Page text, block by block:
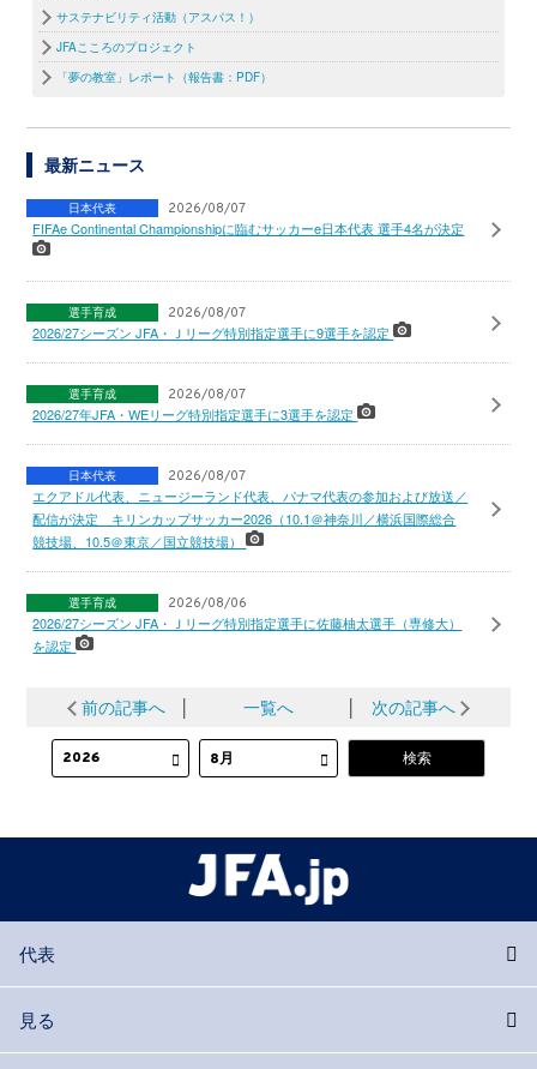
サステナビリティ活動（アスパス！）
JFAこころのプロジェクト
「夢の教室」レポート（報告書：PDF）
最新ニュース
日本代表 2026/08/07
FIFAe Continental Championshipに臨むサッカーe日本代表 選手4名が決定
選手育成 2026/08/07
2026/27シーズン JFA・Ｊリーグ特別指定選手に9選手を認定
選手育成 2026/08/07
2026/27年JFA・WEリーグ特別指定選手に3選手を認定
日本代表 2026/08/07
エクアドル代表、ニュージーランド代表、パナマ代表の参加および放送／
配信が決定 キリンカップサッカー2026（10.1＠神奈川／横浜国際総合
競技場、10.5＠東京／国立競技場）
選手育成 2026/08/06
2026/27シーズン JFA・Ｊリーグ特別指定選手に佐藤柚太選手（専修大）
を認定
前の記事へ 一覧へ 次の記事へ
代表
見る